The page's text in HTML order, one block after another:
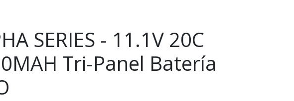
SERIES - 11.1V 20C
Tri-Panel Batería